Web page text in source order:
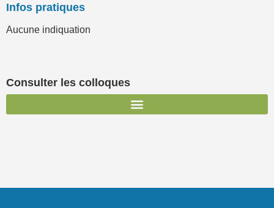
Infos pratiques
Aucune indiquation
Consulter les colloques